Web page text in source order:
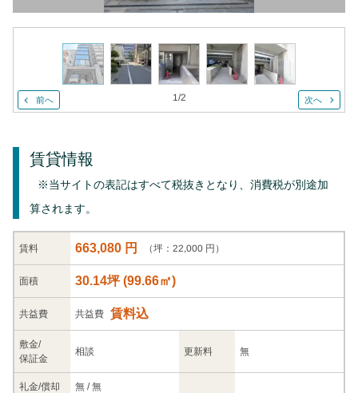
前へ 1/2 次へ
賃貸情報
※当サイトの表記はすべて税抜きとなり、消費税が別途加
算されます。
賃料 663,080 円 （坪：22,000 円）
面積 30.14坪(99.66㎡)
共益費 共益費 賃料込
敷金/
保証金
相談 更新料 無
礼金/償却 無 /無